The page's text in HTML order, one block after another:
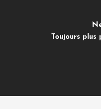
Toujours plus